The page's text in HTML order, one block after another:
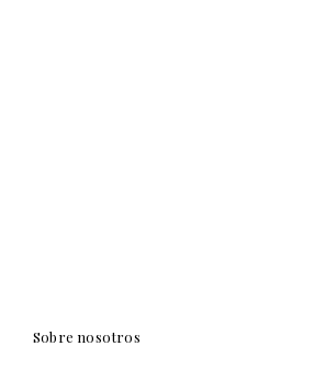
Sobre nosotros